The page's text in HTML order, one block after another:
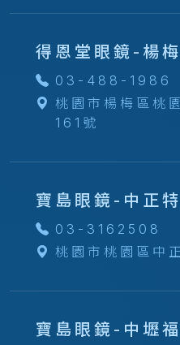
得恩堂眼鏡-楊梅
03-488-1986
桃園市楊梅區桃
161號
寶島眼鏡-中正
03-3162508
桃園市桃園區中
寶島眼鏡-中壢福